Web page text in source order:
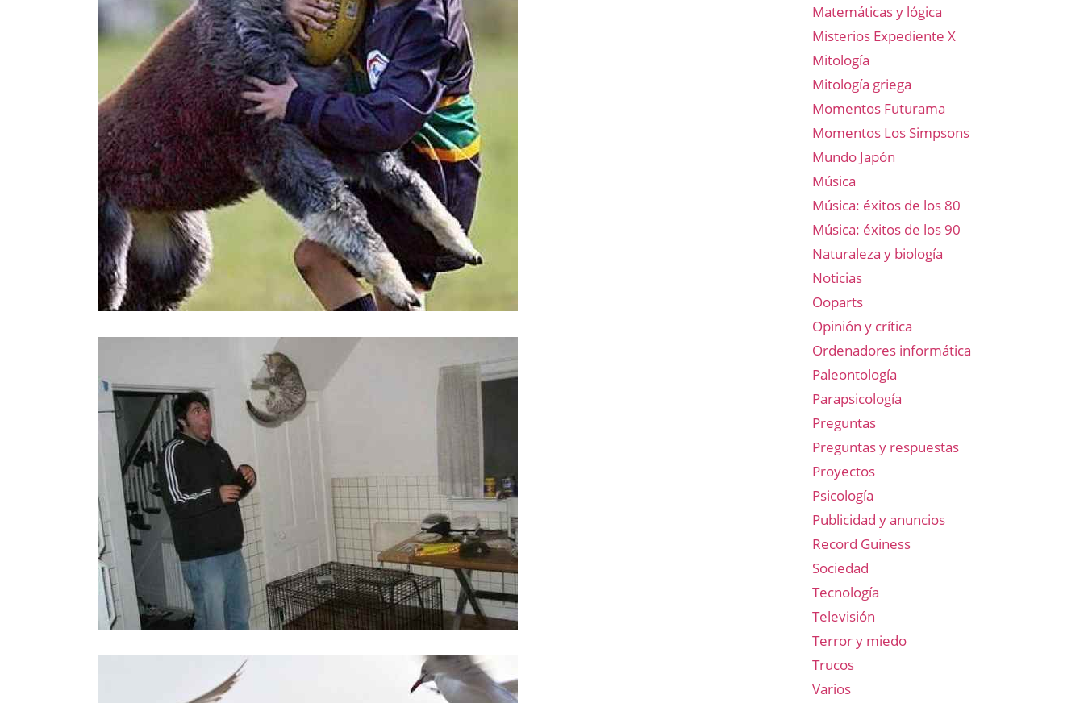
Matemáticas y lógica
Misterios Expediente X
Mitología
Mitología griega
Momentos Futurama
Momentos Los Simpsons
Mundo Japón
Música
Música: éxitos de los 80
Música: éxitos de los 90
Naturaleza y biología
Noticias
Ooparts
Opinión y crítica
Ordenadores informática
Paleontología
Parapsicología
Preguntas
Preguntas y respuestas
Proyectos
Psicología
Publicidad y anuncios
Record Guiness
Sociedad
Tecnología
Televisión
Terror y miedo
Trucos
Varios